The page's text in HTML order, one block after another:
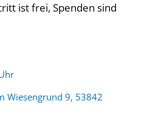
ist frei, Spenden sind
Wiesengrund 9, 53842